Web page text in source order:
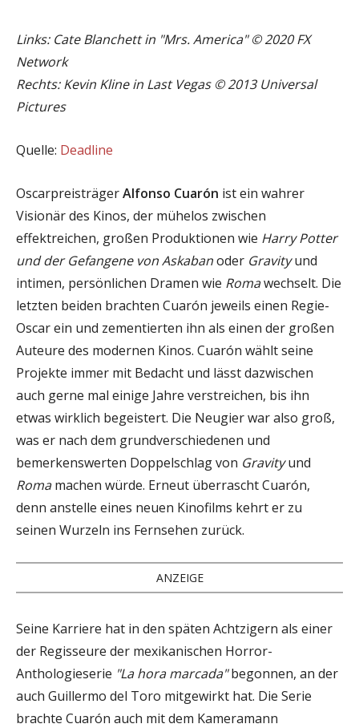
Links: Cate Blanchett in "Mrs. America" © 2020 FX
Network
Rechts: Kevin Kline in Last Vegas © 2013 Universal
Pictures
Quelle: Deadline
OscarpreisträgerAlfonso Cuarón ist ein wahrer
Visionär des Kinos, der mühelos zwischen
effektreichen, großen Produktionen wie Harry Potter
und der Gefangene von Askabanoder Gravityund
intimen, persönlichen Dramen wie Romawechselt. Die
letzten beiden brachten Cuarón jeweils einen Regie-
Oscar ein und zementierten ihn als einen der großen
Auteure des modernen Kinos. Cuarón wählt seine
Projekte immer mit Bedacht und lässt dazwischen
auch gerne mal einige Jahre verstreichen, bis ihn
etwas wirklich begeistert. Die Neugier war also groß,
was er nach dem grundverschiedenen und
bemerkenswerten Doppelschlag von Gravityund
Romamachen würde. Erneut überrascht Cuarón,
denn anstelle eines neuen Kinofilms kehrt er zu
seinen Wurzeln ins Fernsehen zurück.
ANZEIGE
Seine Karriere hat in den späten Achtzigern als einer
der Regisseure der mexikanischen Horror-
Anthologieserie "La hora marcada"begonnen, an der
auch Guillermo del Toro mitgewirkt hat. Die Serie
brachte Cuarón auch mit dem Kameramann